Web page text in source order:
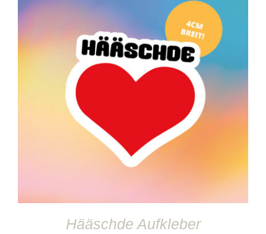
IN DEN WARENKORB DETAILS
Hääschde Aufkleber